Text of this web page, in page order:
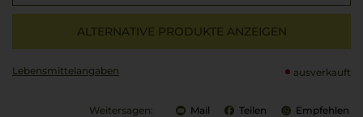
ALTERNATIVE PRODUKTE ANZEIGEN
Lebensmittel­angaben ausverkauft
Weitersagen: Mail Teilen Empfehlen